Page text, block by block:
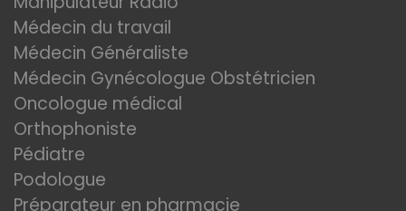
Médecin du travail
Médecin Généraliste
Médecin Gynécologue Obstétricien
Oncologue médical
Orthophoniste
Pédiatre
Podologue
Préparateur en pharmacie